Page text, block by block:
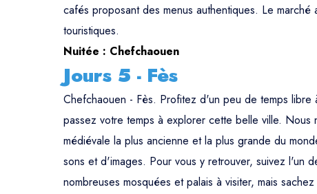
cafés proposant des menus authentiques. Le
touristiques.
Nuitée : Chefchaouen
Jours 5 - Fès
Chefchaouen - Fès. Profitez d'un peu de temps
passez votre temps à explorer cette belle ville. Nous
médiévale la plus ancienne et la plus grande du
sons et d'images. Pour vous y retrouver, suivez l'un
nombreuses mosquées et palais à visiter, mais